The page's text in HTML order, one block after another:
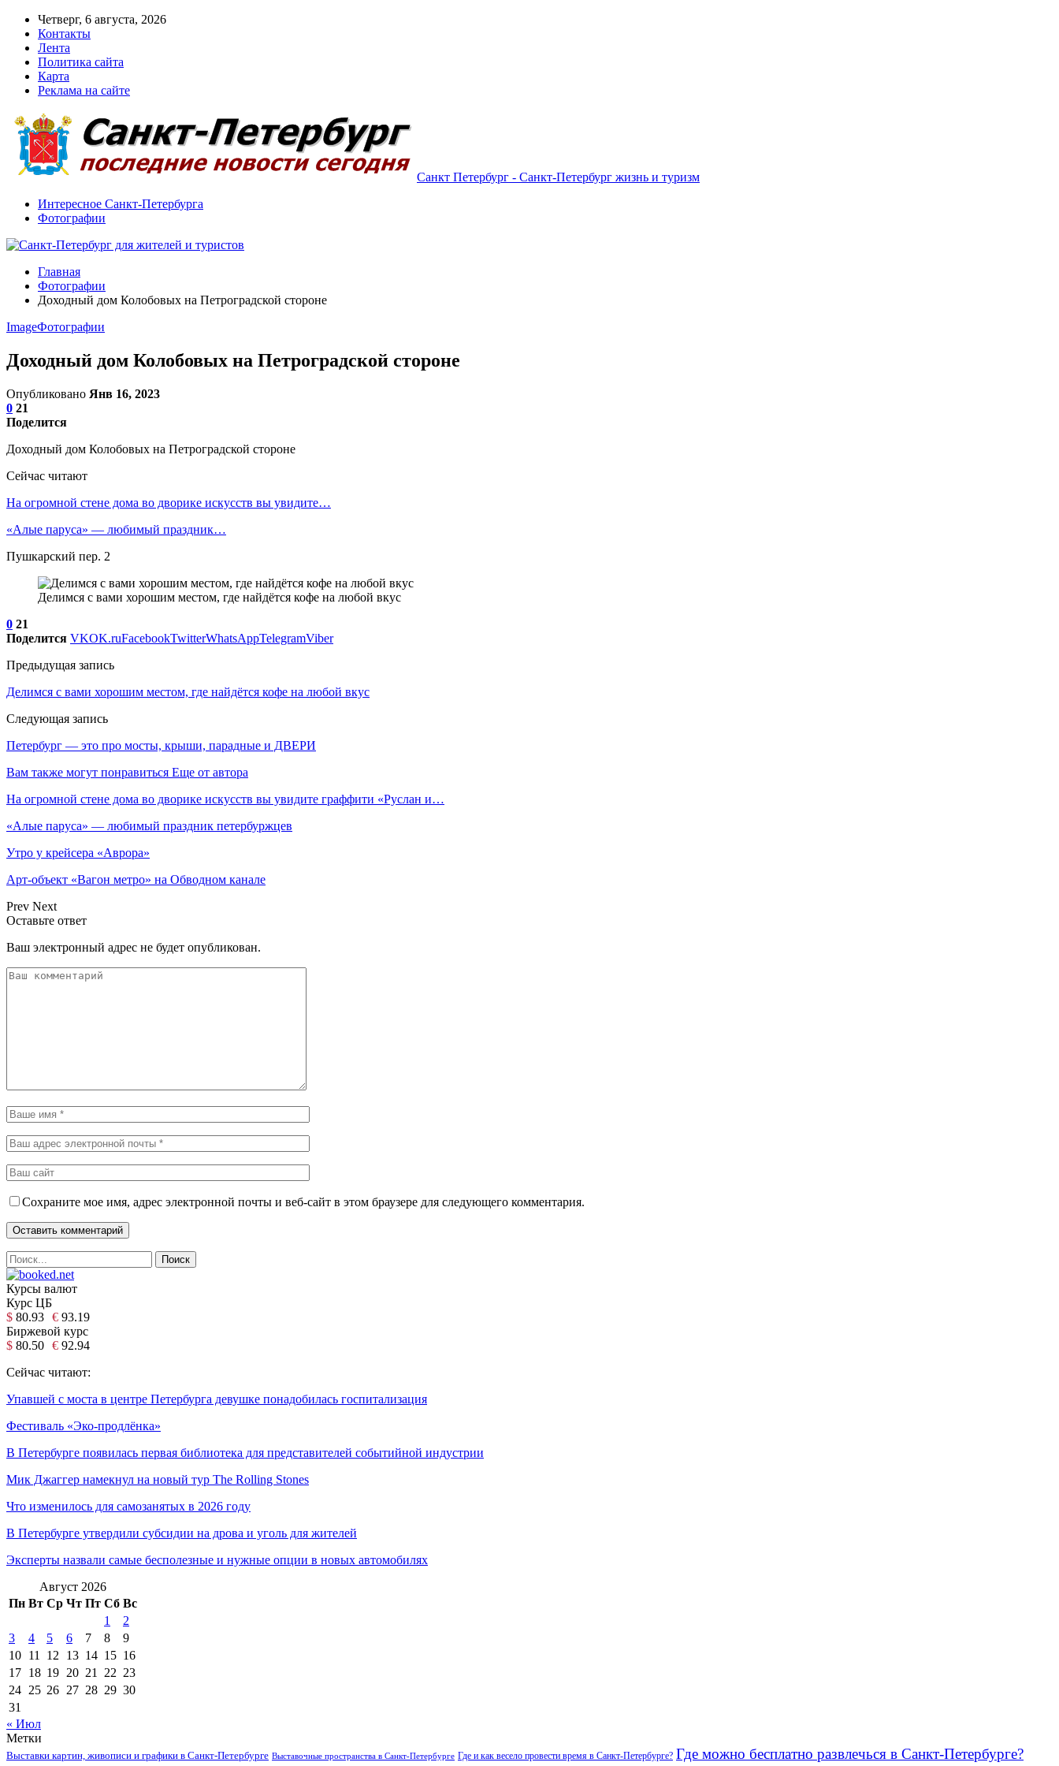
Четверг, 6 августа, 2026
Контакты
Лента
Политика сайта
Карта
Реклама на сайте
Санкт Петербург - Санкт-Петербург жизнь и туризм
Интересное Санкт-Петербурга
Фотографии
Главная
Фотографии
Доходный дом Колобовых на Петроградской стороне
ImageФотографии
Доходный дом Колобовых на Петроградской стороне
Опубликовано Янв 16, 2023
0 21
Поделится
Доходный дом Колобовых на Петроградской стороне
Сейчас читают
На огромной стене дома во дворике искусств вы увидите…
«Алые паруса» — любимый праздник…
Пушкарский пер. 2
Делимся с вами хорошим местом, где найдётся кофе на любой вкус
0 21
Поделится VKOK.ruFacebookTwitterWhatsAppTelegramViber
Предыдущая запись
Делимся с вами хорошим местом, где найдётся кофе на любой вкус
Следующая запись
Петербург — это про мосты, крыши, парадные и ДВЕРИ
Вам также могут понравиться Еще от автора
На огромной стене дома во дворике искусств вы увидите граффити «Руслан и…
«Алые паруса» — любимый праздник петербуржцев
Утро у крейсера «Аврора»
Арт-объект «Вагон метро» на Обводном канале
Prev Next
Оставьте ответ
Ваш электронный адрес не будет опубликован.
Сохраните мое имя, адрес электронной почты и веб-сайт в этом браузере для следующего комментария.
Курсы валют
Курс ЦБ
$ 80.93 € 93.19
Биржевой курс
$ 80.50 € 92.94
Сейчас читают:
Упавшей с моста в центре Петербурга девушке понадобилась госпитализация
Фестиваль «Эко-продлёнка»
В Петербурге появилась первая библиотека для представителей событийной индустрии
Мик Джаггер намекнул на новый тур The Rolling Stones
Что изменилось для самозанятых в 2026 году
В Петербурге утвердили субсидии на дрова и уголь для жителей
Эксперты назвали самые бесполезные и нужные опции в новых автомобилях
Август 2026
Пн Вт Ср Чт Пт Сб Вс
1
2
3
4 5 6 7 8
9
10 11 12 13 14 15 16
17 18 19 20 21 22 23
24 25 26 27 28 29 30
31
« Июл
Метки
Выставки картин, живописи и графики в Санкт-Петербурге Выставочные пространства в Санкт-Петербурге Где и как весело провести время в Санкт-Петербурге? Где можно бесплатно развлечься в Санкт-Петербурге?